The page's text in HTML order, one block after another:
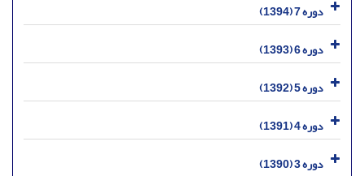
دوره 7 (1394)
دوره 6 (1393)
دوره 5 (1392)
دوره 4 (1391)
دوره 3 (1390)